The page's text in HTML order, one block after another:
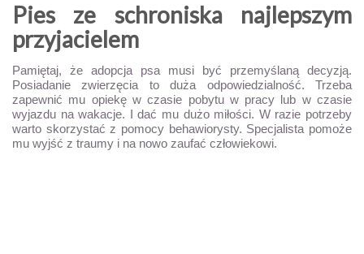
Pies ze schroniska najlepszym
przyjacielem
Pamiętaj, że adopcja psa musi być przemyślaną decyzją.
Posiadanie zwierzęcia to duża odpowiedzialność. Trzeba
zapewnić mu opiekę w czasie pobytu w pracy lub w czasie
wyjazdu na wakacje. I dać mu dużo miłości. W razie potrzeby
warto skorzystać z pomocy behawiorysty. Specjalista pomoże
mu wyjść z traumy i na nowo zaufać człowiekowi.